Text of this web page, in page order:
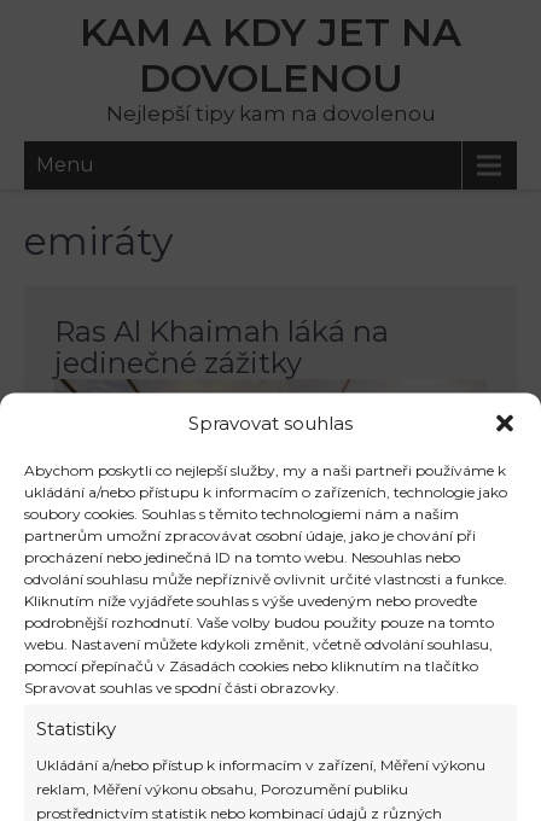
Spravovat souhlas
Abychom poskytli co nejlepší služby, my a naši partneři používáme k
ukládání a/nebo přístupu k informacím o zařízeních, technologie jako
soubory cookies. Souhlas s těmito technologiemi nám a našim
partnerům umožní zpracovávat osobní údaje, jako je chování při
procházení nebo jedinečná ID na tomto webu. Nesouhlas nebo
odvolání souhlasu může nepříznivě ovlivnit určité vlastnosti a funkce.
Kliknutím níže vyjádřete souhlas s výše uvedeným nebo proveďte
podrobnější rozhodnutí. Vaše volby budou použity pouze na tomto
webu. Nastavení můžete kdykoli změnit, včetně odvolání souhlasu,
pomocí přepínačů v Zásadách cookies nebo kliknutím na tlačítko
Spravovat souhlas ve spodní části obrazovky.
Statistiky
Ukládání a/nebo přístup k informacím v zařízení, Měření výkonu
reklam, Měření výkonu obsahu, Porozumění publiku
prostřednictvím statistik nebo kombinací údajů z různých
KAM A KDY JET NA
DOVOLENOU
Nejlepší tipy kam na dovolenou
Menu
emiráty
Ras Al Khaimah láká na
jedinečné zážitky
Ras Al Khaimah láká na jedinečné
zážitky Když se řekne Spojené arabské
Emiráty jsou však federací sedmi emirátů,
a nejen Dubaj stojí za vidění. Velmi
atraktivní lokalitou je například Ras Al
Khaimah (česky také Rás al-Chajma). V